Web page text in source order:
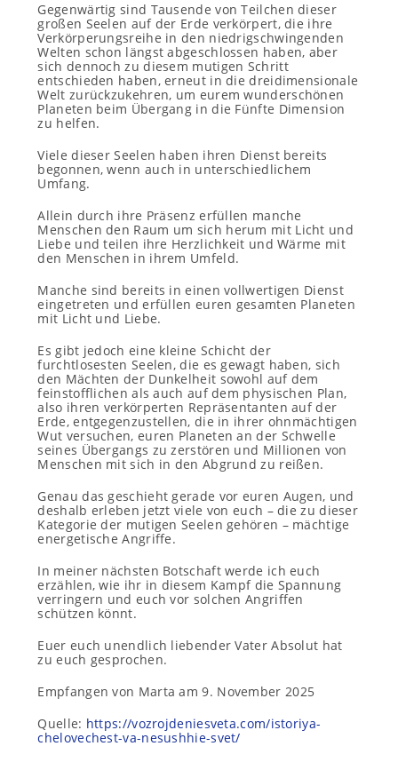
Gegenwärtig sind Tausende von Teilchen dieser
großen Seelen auf der Erde verkörpert, die ihre
Verkörperungsreihe in den niedrigschwingenden
Welten schon längst abgeschlossen haben, aber
sich dennoch zu diesem mutigen Schritt
entschieden haben, erneut in die dreidimensionale
Welt zurückzukehren, um eurem wunderschönen
Planeten beim Übergang in die Fünfte Dimension
zu helfen.
Viele dieser Seelen haben ihren Dienst bereits
begonnen, wenn auch in unterschiedlichem
Umfang.
Allein durch ihre Präsenz erfüllen manche
Menschen den Raum um sich herum mit Licht und
Liebe und teilen ihre Herzlichkeit und Wärme mit
den Menschen in ihrem Umfeld.
Manche sind bereits in einen vollwertigen Dienst
eingetreten und erfüllen euren gesamten Planeten
mit Licht und Liebe.
Es gibt jedoch eine kleine Schicht der
furchtlosesten Seelen, die es gewagt haben, sich
den Mächten der Dunkelheit sowohl auf dem
feinstofflichen als auch auf dem physischen Plan,
also ihren verkörperten Repräsentanten auf der
Erde, entgegenzustellen, die in ihrer ohnmächtigen
Wut versuchen, euren Planeten an der Schwelle
seines Übergangs zu zerstören und Millionen von
Menschen mit sich in den Abgrund zu reißen.
Genau das geschieht gerade vor euren Augen, und
deshalb erleben jetzt viele von euch – die zu dieser
Kategorie der mutigen Seelen gehören – mächtige
energetische Angriffe.
In meiner nächsten Botschaft werde ich euch
erzählen, wie ihr in diesem Kampf die Spannung
verringern und euch vor solchen Angriffen
schützen könnt.
Euer euch unendlich liebender Vater Absolut hat
zu euch gesprochen.
Empfangen von Marta am 9. November 2025
Quelle: https://vozrojdeniesveta.com/istoriya-
chelovechest-va-nesushhie-svet/